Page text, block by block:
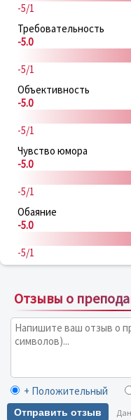
-5/1
Требовательность
-5.0
-5/1
Объективность
-5.0
-5/1
Чувство юмора
-5.0
-5/1
Обаяние
-5.0
-5/1
Отзывы о
+ Положительный
Отправить отзыв